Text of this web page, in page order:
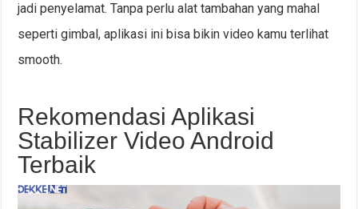
jadi penyelamat. Tanpa perlu alat tambahan yang mahal
seperti gimbal, aplikasi ini bisa bikin video kamu terlihat
smooth.
Rekomendasi Aplikasi
Stabilizer Video Android
Terbaik